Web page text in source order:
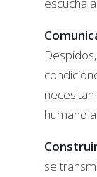
escucha
humano
se